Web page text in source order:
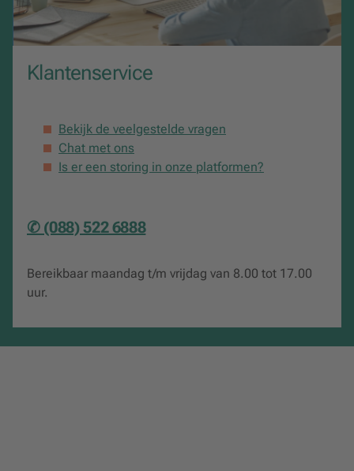
Klantenservice
Bekijk de veelgestelde vragen
Chat met ons
Is er een storing in onze platformen?
✆ (088) 522 6888
Bereikbaar maandag t/m vrijdag van 8.00 tot 17.00
uur.